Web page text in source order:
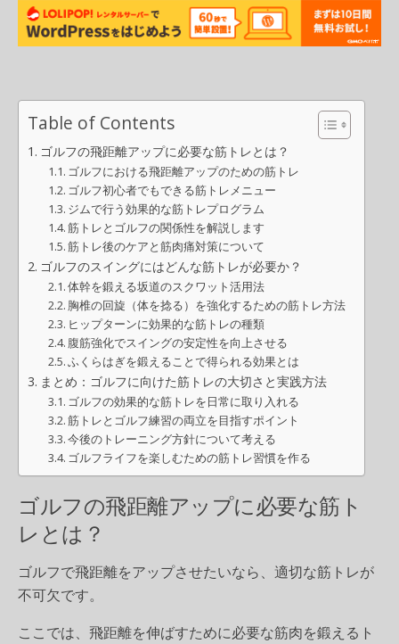
Table of Contents
ゴルフの飛距離アップに必要な筋トレとは？
ゴルフにおける飛距離アップのための筋トレ
ゴルフ初心者でもできる筋トレメニュー
ジムで行う効果的な筋トレプログラム
筋トレとゴルフの関係性を解説します
筋トレ後のケアと筋肉痛対策について
ゴルフのスイングにはどんな筋トレが必要か？
体幹を鍛える坂道のスクワット活用法
胸椎の回旋（体を捻る）を強化するための筋トレ方法
ヒップターンに効果的な筋トレの種類
腹筋強化でスイングの安定性を向上させる
ふくらはぎを鍛えることで得られる効果とは
まとめ：ゴルフに向けた筋トレの大切さと実践方法
ゴルフの効果的な筋トレを日常に取り入れる
筋トレとゴルフ練習の両立を目指すポイント
今後のトレーニング方針について考える
ゴルフライフを楽しむための筋トレ習慣を作る
ゴルフの飛距離アップに必要な筋ト
レとは？
ゴルフで飛距離をアップさせたいなら、適切な筋トレが
不可欠です。
ここでは、飛距離を伸ばすために必要な筋肉を鍛えるト